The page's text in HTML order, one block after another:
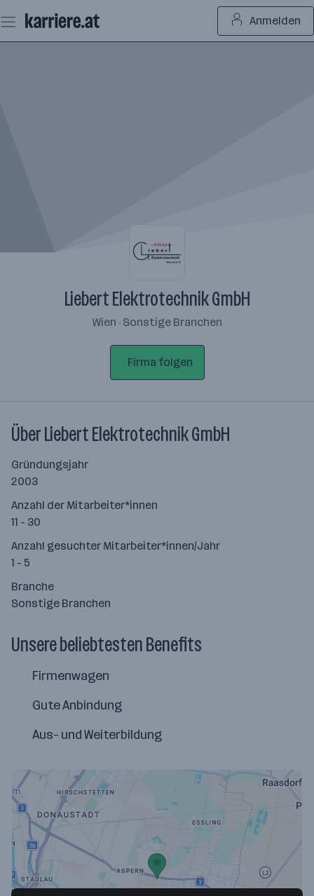
Seiteninhalt
springen
Anmelden
Liebert Elektrotechnik GmbH
Wien · Sonstige Branchen
Firma folgen
Über Liebert Elektrotechnik GmbH
Gründungsjahr
2003
Anzahl der Mitarbeiter*innen
11 - 30
Anzahl gesuchter Mitarbeiter*innen/Jahr
1 - 5
Branche
Sonstige Branchen
Unsere beliebtesten Benefits
Firmenwagen
Gute Anbindung
Aus- und Weiterbildung